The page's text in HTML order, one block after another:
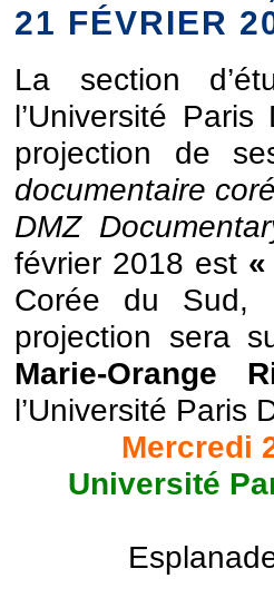
21 FÉVRIER
La section
l’Université
projection de
documentaire
DMZ
février 2018 est
Corée du Sud,
projection sera
Marie-Orange
l’Université Paris
Mercredi
Université